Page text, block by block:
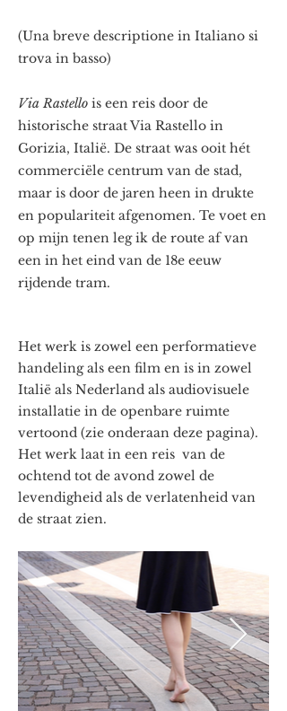
(Una breve descriptione in Italiano si
trova in basso)
Via Rastello is een reis door de
historische straat Via Rastello in
Gorizia, Italië. De straat was ooit hét
commerciële centrum van de stad,
maar is door de jaren heen in drukte
en populariteit afgenomen. Te voet en
op mijn tenen leg ik de route af van
een in het eind van de 18e eeuw
rijdende tram.
Het werk is zowel een performatieve
handeling als een film en is in zowel
Italië als Nederland als audiovisuele
installatie in de openbare ruimte
vertoond (zie onderaan deze pagina).
Het werk laat in een reis van de
ochtend tot de avond zowel de
levendigheid als de verlatenheid van
de straat zien.